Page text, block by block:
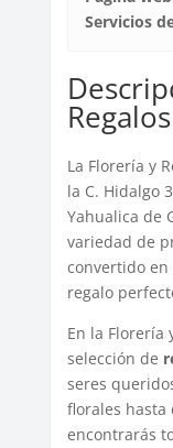
Servicios
Regalos
La Florería y
la C. Hidalgo
Yahualica de
variedad de
convertido
regalo
En la Florería
selección de
seres
florales hasta
encontrarás